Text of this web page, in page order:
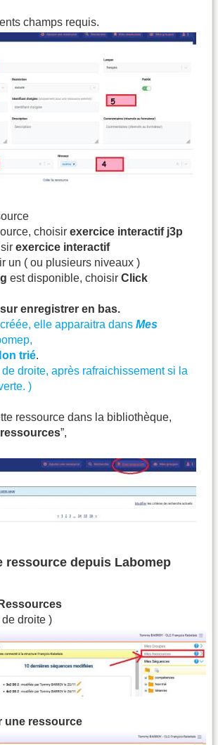
champs requis.
choisir exercice interactif j3p
exercice interactif
un ( ou plusieurs niveaux )
est disponible, choisir Click
enregistrer en bas.
elle apparaitra dans Mes
trié.
droite, après rafraichissement si la
)
ressource dans la bibliothèque,
ressources”,
ressource depuis Labomep
droite )
une ressource